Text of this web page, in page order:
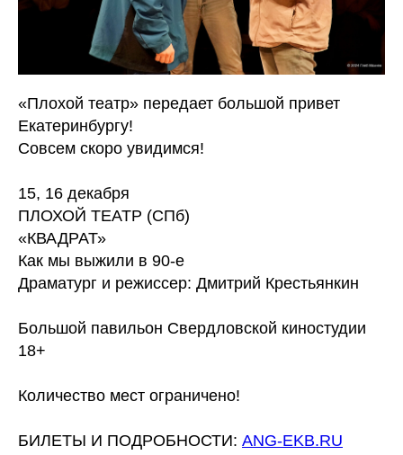
«Плохой театр» передает большой привет
Екатеринбургу!
Совсем скоро увидимся!
15, 16 декабря
ПЛОХОЙ ТЕАТР (СПб)
«КВАДРАТ»
Как мы выжили в 90-е
Драматург и режиссер: Дмитрий Крестьянкин
Большой павильон Свердловской киностудии
18+
Количество мест ограничено!
БИЛЕТЫ И ПОДРОБНОСТИ: ANG-EKB.RU